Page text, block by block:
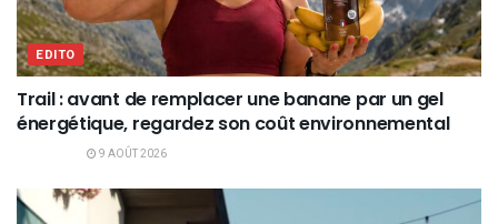
EDITO
Trail : avant de remplacer une banane par un gel
énergétique, regardez son coût environnemental
9 AOÛT 2026